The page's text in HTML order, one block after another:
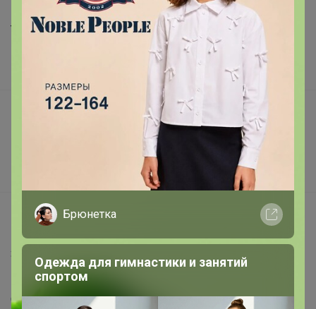
Шоурумы
Торговые марки
Подарочные сертификаты
support@24-ok.ru
Написать в поддержку
Защита покупателя
Помощь
О нас
Брюнетка
Одежда для гимнастики и занятий
спортом